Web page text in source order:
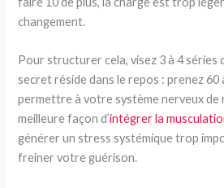
changement.
Pour structurer cela, visez 3 à 4 séries
secret réside dans le repos : prenez 60
permettre à votre système nerveux de
meilleure façon d’intégrer la
générer un stress systémique trop
freiner votre guérison.